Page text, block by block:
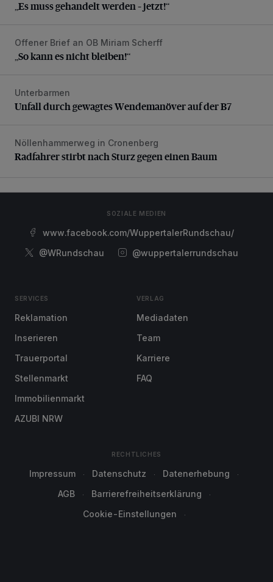
„Es muss gehandelt werden – jetzt!“
„So kann es nicht bleiben!“
Offener Brief an OB Miriam Scherff
„So kann es nicht bleiben!“
Unfall durch gewagtes Wendemanöver auf der B7
Unterbarmen
Unfall durch gewagtes Wendemanöver auf der B7
Radfahrer stirbt nach Sturz gegen einen Baum
Nöllenhammerweg in Cronenberg
Radfahrer stirbt nach Sturz gegen einen Baum
SOZIALE MEDIEN
www.facebook.com/WuppertalerRundschau/
@WRundschau
@wuppertalerrundschau
SERVICES
Reklamation
Inserieren
Trauerportal
Stellenmarkt
Immobilienmarkt
AZUBI NRW
VERLAG
Mediadaten
Team
Karriere
FAQ
RECHTLICHES
Impressum Datenschutz
Datenerhebung
AGB
Barrierefreiheitserklärung
Cookie-Einstellungen